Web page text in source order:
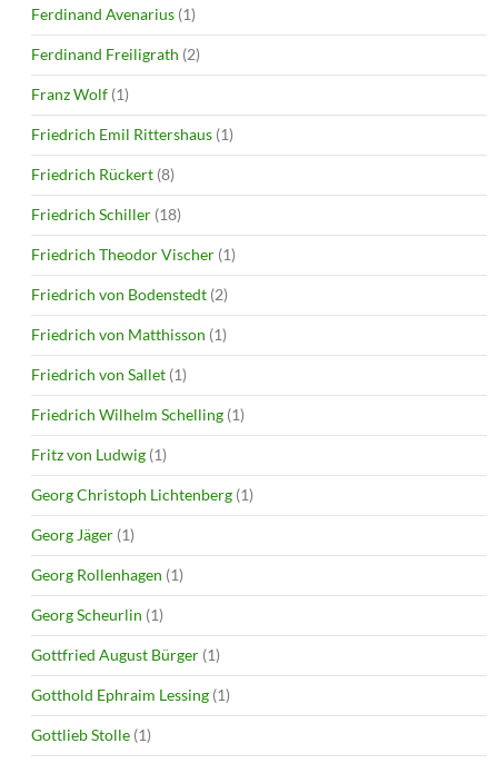
Ferdinand Avenarius (1)
Ferdinand Freiligrath (2)
Franz Wolf (1)
Friedrich Emil Rittershaus (1)
Friedrich Rückert (8)
Friedrich Schiller (18)
Friedrich Theodor Vischer (1)
Friedrich von Bodenstedt (2)
Friedrich von Matthisson (1)
Friedrich von Sallet (1)
Friedrich Wilhelm Schelling (1)
Fritz von Ludwig (1)
Georg Christoph Lichtenberg (1)
Georg Jäger (1)
Georg Rollenhagen (1)
Georg Scheurlin (1)
Gottfried August Bürger (1)
Gotthold Ephraim Lessing (1)
Gottlieb Stolle (1)